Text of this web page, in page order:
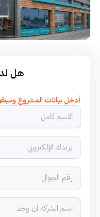
هل
أدخل بيانات المشروع